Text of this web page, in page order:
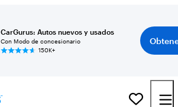
CarGurus: Autos nuevos y usados
Con Modo de concesionario
150K+